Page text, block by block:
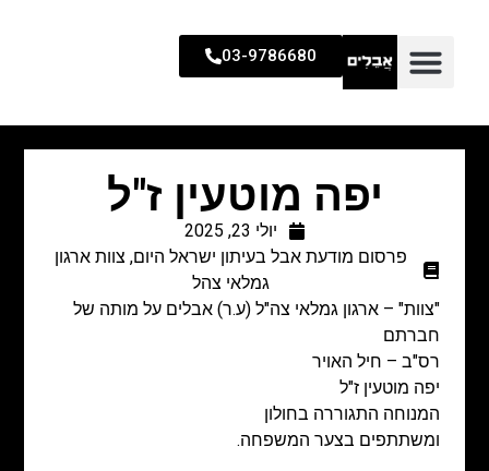
03-9786680
יפה מוטעין ז"ל
יולי 23, 2025
פרסום מודעת אבל בעיתון ישראל היום, צוות ארגון
גמלאי צהל
"צוות" – ארגון גמלאי צה"ל (ע.ר) אבלים על מותה של
חברתם
רס"ב – חיל האויר
יפה מוטעין ז"ל
המנוחה התגוררה בחולון
ומשתתפים בצער המשפחה.